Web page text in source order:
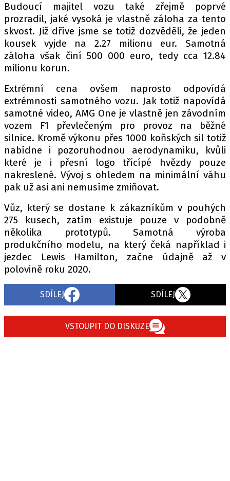
OSOBNÍ ÚDAJE / COOKIES
Provozovatelem serveru autoroad.cz je
INCORP MEDIA GROUP s.r.o., IČ: 118 23 054
Budoucí majitel vozu také zřejmě poprvé
prozradil, jaké vysoká je vlastně záloha za tento
skvost. Již dříve jsme se totiž dozvěděli, že jeden
kousek vyjde na 2.27 milionu eur. Samotná
záloha však činí 500 000 euro, tedy cca 12.84
milionu korun.
Extrémní cena ovšem naprosto odpovídá
extrémnosti samotného vozu. Jak totiž napovídá
samotné video, AMG One je vlastně jen závodním
vozem F1 převlečeným pro provoz na běžné
silnice. Kromě výkonu přes 1000 koňských sil totiž
nabídne i pozoruhodnou aerodynamiku, kvůli
které je i přesní logo třícípé hvězdy pouze
nakreslené. Vývoj s ohledem na minimální váhu
pak už asi ani nemusíme zmiňovat.
Vůz, který se dostane k zákazníkům v pouhých
275 kusech, zatím existuje pouze v podobně
několika prototypů. Samotná výroba
produkčního modelu, na který čeká například i
jezdec Lewis Hamilton, začne údajně až v
polovině roku 2020.
SDÍLEJ SDÍLEJ
VSTOUPIT DO DISKUZE